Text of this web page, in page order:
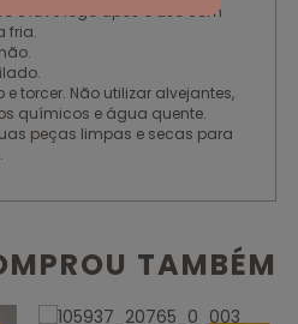
e lave logo após o uso com
fria.
e torcer. Não utilizar alvejantes,
químicos e água quente.
peças limpas e secas para
TAMBÉM